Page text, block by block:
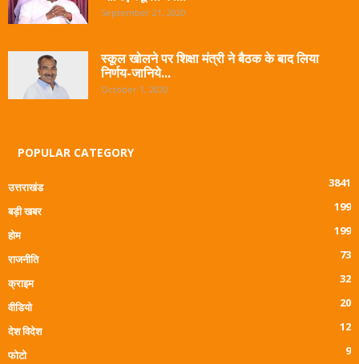
September 21, 2020
स्कूल खोलने पर शिक्षा मंत्री ने बैठक के बाद लिया
निर्णय-जानिये...
October 1, 2020
POPULAR CATEGORY
उत्तराखंड
3841
बड़ी खबर
199
होम
199
राजनीति
73
क्राइम
32
वीडियो
20
देश विदेश
12
फोटो
9